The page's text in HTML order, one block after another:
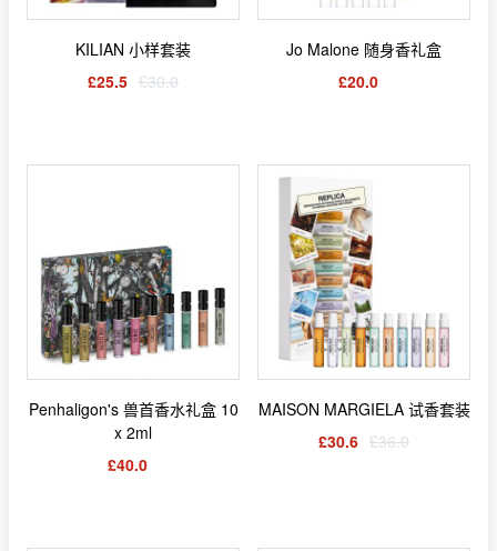
KILIAN 小样套装
£25.5 £30.0
Jo Malone 随身香礼盒
£20.0
Penhaligon's 兽首香水礼盒 10
x 2ml
£40.0
MAISON MARGIELA 试香套装
£30.6 £36.0